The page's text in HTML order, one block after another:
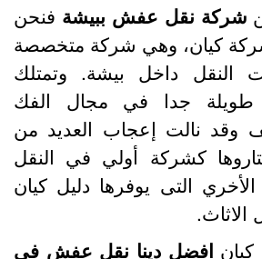
نقل عفش ببيشةفنحن
كيان، وهي شركة متخصصة
داخل بيشة. وتمتلك
جدا في مجال الفك
وقد نالت إعجاب العديد من
كشركة أولي في النقل
التى يوفرها دليل كيان
افضل دينا نقل عفش في